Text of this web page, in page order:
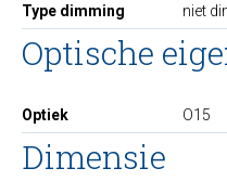
Type dimming niet
Optische
Optiek O15
Dimensie